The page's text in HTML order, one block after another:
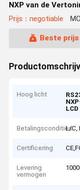
NXP van de
TPMS/
Prijs：negotiable
Beste prijs
Hoog licht
BetalingsconditiesL/C,
Certificering
Levering
vermogen